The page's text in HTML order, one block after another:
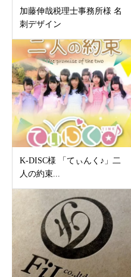
加藤伸哉税理士事務所様 名
刺デザイン
K-DISC様 「てぃんく♪」二
人の約束...